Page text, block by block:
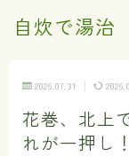
自炊で湯治
2026.07.31
花巻、北上
れが一押し！